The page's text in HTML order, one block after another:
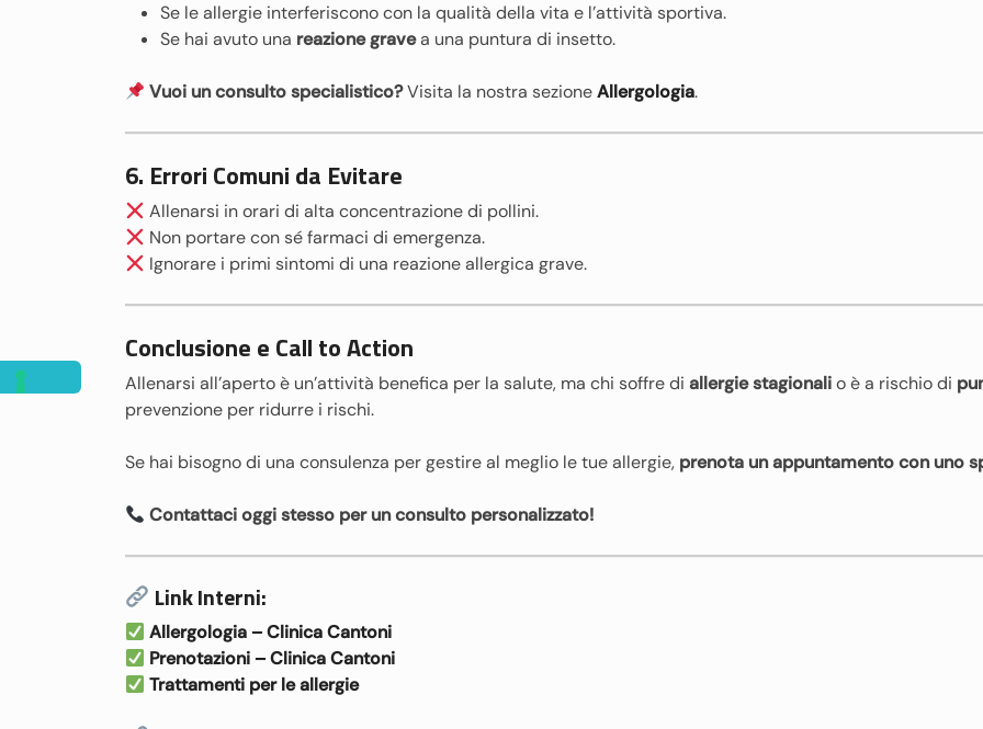
Se le allergie interferiscono con la qualità della vita e l’attività sportiva.
Se hai avuto una reazione gravea una puntura di insetto.
Vuoi un consulto specialistico?Visita la nostra sezioneAllergologia.
6. Errori Comuni da Evitare
Allenarsi in orari di alta concentrazione di pollini.
Non portare con sé farmaci di emergenza.
Ignorare i primi sintomi di una reazione allergica grave.
Conclusione e Call to Action
Allenarsi all’aperto è un’attività benefica per la salute, ma chi soffre di allergie stagionalio è a rischio di
prevenzione per ridurre i rischi.
Se hai bisogno di una consulenza per gestire al meglio le tue allergie, prenota un appuntamento con uno
Contattaci oggi stesso per un consulto personalizzato!
Link Interni:
Allergologia – Clinica Cantoni
Prenotazioni – Clinica Cantoni
Trattamenti per le allergie